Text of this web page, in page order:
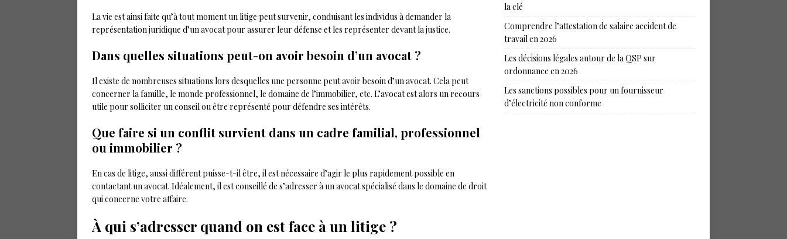
La vie est ainsi faite qu’à tout moment un litige peut survenir, conduisant les individus à demander la
représentation juridique d’un avocat pour assurer leur défense et les représenter devant la justice.
Dans quelles situations peut-on avoir besoin d’un avocat ?
Il existe de nombreuses situations lors desquelles une personne peut avoir besoin d’un avocat. Cela peut
concerner la famille, le monde professionnel, le domaine de l’immobilier, etc. L’avocat est alors un recours
utile pour solliciter un conseil ou être représenté pour défendre ses intérêts.
Que faire si un conflit survient dans un cadre familial, professionnel
ou immobilier ?
En cas de litige, aussi différent puisse-t-il être, il est nécessaire d’agir le plus rapidement possible en
contactant un avocat. Idéalement, il est conseillé de s’adresser à un avocat spécialisé dans le domaine de droit
qui concerne votre affaire.
À qui s’adresser quand on est face à un litige ?
la clé
Comprendre l’attestation de salaire accident de
travail en 2026
Les décisions légales autour de la QSP sur
ordonnance en 2026
Les sanctions possibles pour un fournisseur
d’électricité non conforme